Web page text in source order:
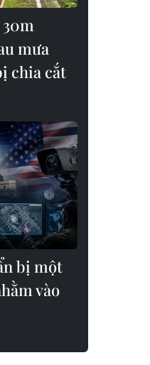
mưa
chia cắt
bị một
vào